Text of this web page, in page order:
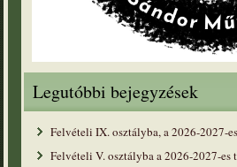
Legutóbbi bejegyzések
Felvételi IX. osztályba, a 2026-2027-
Felvételi V. osztályba a 2026-2027-es